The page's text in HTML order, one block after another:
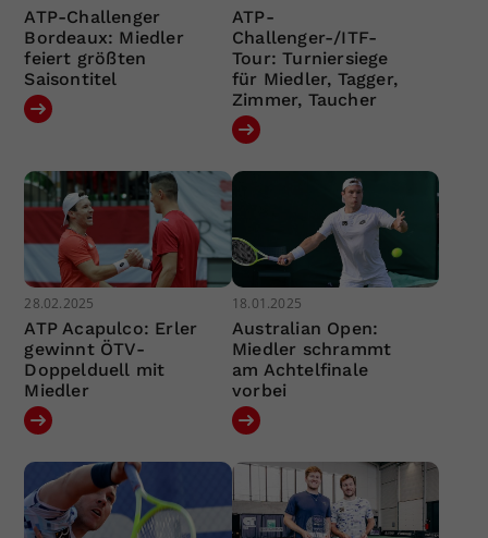
ATP-Challenger
Bordeaux: Miedler
feiert größten
Saisontitel
ATP-
Challenger-/ITF-
Tour: Turniersiege
für Miedler, Tagger,
Zimmer, Taucher
28.02.2025
ATP Acapulco: Erler
gewinnt ÖTV-
Doppelduell mit
Miedler
18.01.2025
Australian Open:
Miedler schrammt
am Achtelfinale
vorbei